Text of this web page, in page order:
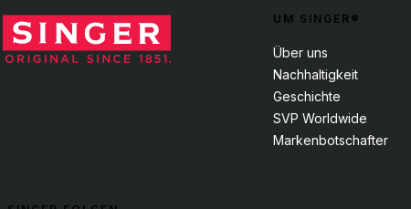
UM SINGER®
Über uns
Nachhaltigkeit
Geschichte
SVP Worldwide
Markenbotschafter